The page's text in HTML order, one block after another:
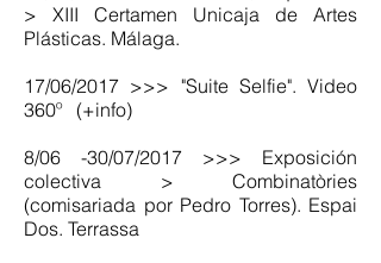
> XIII Certamen Unicaja de Artes
Plásticas. Málaga.
17/06/2017 >>> "Suite Selfie". Video
360º (+info)
8/06 -30/07/2017 >>> Exposición
colectiva > Combinatòries
(comisariada por Pedro Torres). Espai
Dos. Terrassa